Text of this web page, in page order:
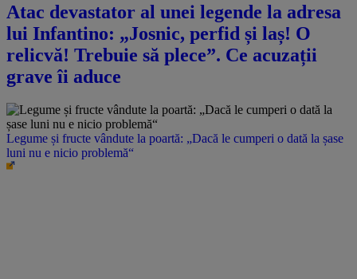
Atac devastator al unei legende la adresa
lui Infantino: „Josnic, perfid și laș! O
relicvă! Trebuie să plece”. Ce acuzații
grave îi aduce
Legume și fructe vândute la poartă: „Dacă le cumperi o dată la șase
luni nu e nicio problemă“